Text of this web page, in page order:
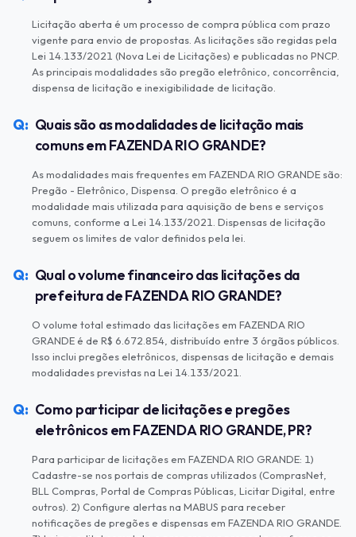
Licitação aberta é um processo de compra pública com prazo
vigente para envio de propostas. As licitações são regidas pela
Lei 14.133/2021 (Nova Lei de Licitações) e publicadas no PNCP.
As principais modalidades são pregão eletrônico, concorrência,
dispensa de licitação e inexigibilidade de licitação.
Quais são as modalidades de licitação mais
comuns em FAZENDA RIO GRANDE?
As modalidades mais frequentes em FAZENDA RIO GRANDE são:
Pregão - Eletrônico, Dispensa. O pregão eletrônico é a
modalidade mais utilizada para aquisição de bens e serviços
comuns, conforme a Lei 14.133/2021. Dispensas de licitação
seguem os limites de valor definidos pela lei.
Qual o volume financeiro das licitações da
prefeitura de FAZENDA RIO GRANDE?
O volume total estimado das licitações em FAZENDA RIO
GRANDE é de R$ 6.672.854, distribuído entre 3 órgãos públicos.
Isso inclui pregões eletrônicos, dispensas de licitação e demais
modalidades previstas na Lei 14.133/2021.
Como participar de licitações e pregões
eletrônicos em FAZENDA RIO GRANDE, PR?
Para participar de licitações em FAZENDA RIO GRANDE: 1)
Cadastre-se nos portais de compras utilizados (ComprasNet,
BLL Compras, Portal de Compras Públicas, Licitar Digital, entre
outros). 2) Configure alertas na MABUS para receber
notificações de pregões e dispensas em FAZENDA RIO GRANDE.